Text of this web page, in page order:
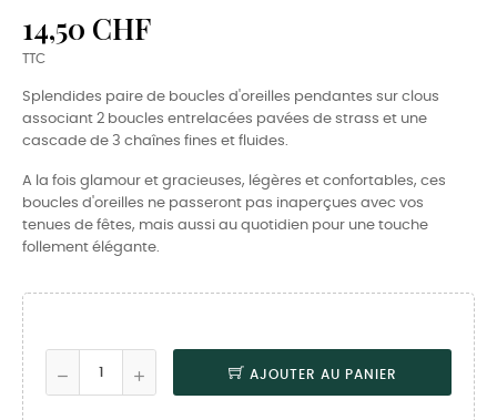
14,50 CHF
TTC
Splendides paire de boucles d'oreilles pendantes sur clous
associant 2 boucles entrelacées pavées de strass et une
cascade de 3 chaînes fines et fluides.
A la fois glamour et gracieuses, légères et confortables, ces
boucles d'oreilles ne passeront pas inaperçues avec vos
tenues de fêtes, mais aussi au quotidien pour une touche
follement élégante.
AJOUTER AU PANIER